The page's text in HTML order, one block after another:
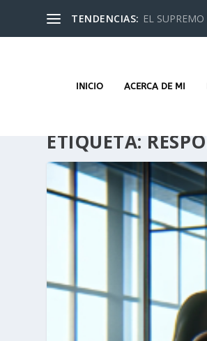
TENDENCIAS: EL
INICIO ACERCA DE MI
ETIQUETA: